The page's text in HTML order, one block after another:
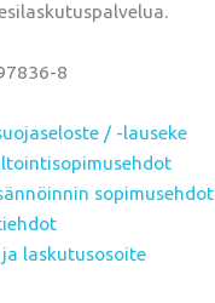
/ -lauseke
sopimusehdot
laskutusosoite
8